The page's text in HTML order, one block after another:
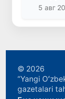
5 авг
© 2026
“Yangi
gazetalari